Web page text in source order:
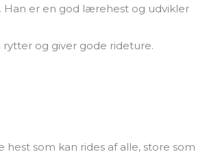
Han er en god lærehest og udvikler
rytter og giver gode rideture.
hest som kan rides af alle, store som